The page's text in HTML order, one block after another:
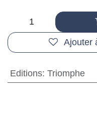
Ajouter
Editions: Triomphe